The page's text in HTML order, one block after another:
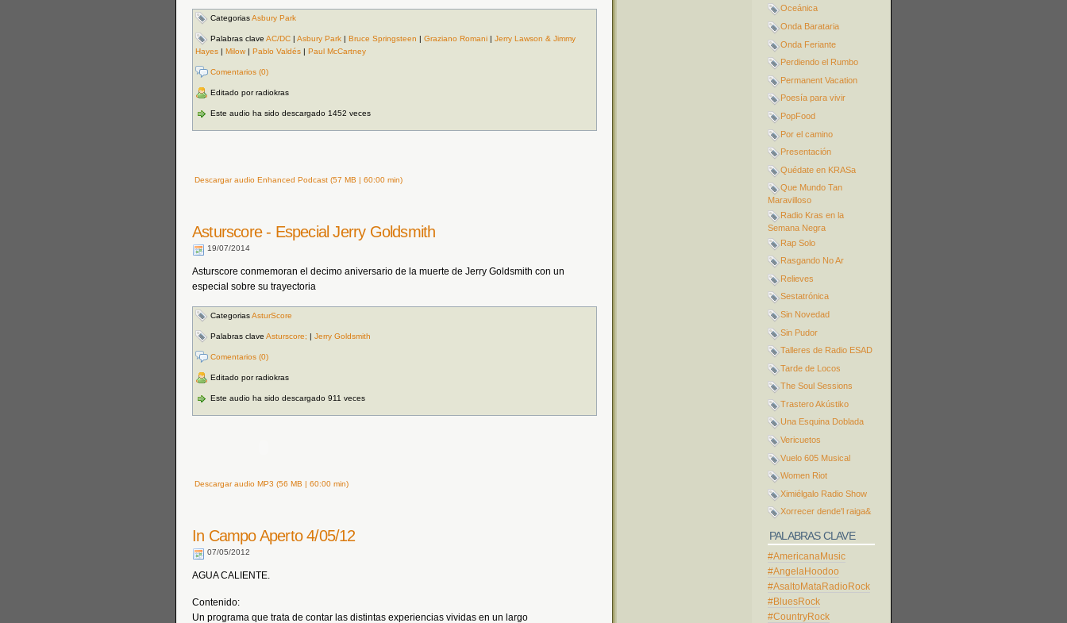
CategoriasAsbury Park
Palabras clave AC/DC | Asbury Park | Bruce Springsteen | Graziano Romani | Jerry Lawson & Jimmy
Hayes | Milow | Pablo Valdés | Paul McCartney
Comentarios (0)
Editado por radiokras
Este audio ha sido descargado 1452 veces
Descargar audio Enhanced Podcast (57 MB | 60:00 min)
Asturscore - Especial Jerry Goldsmith
19/07/2014
Asturscore conmemoran el decimo aniversario de la muerte de Jerry Goldsmith con un
especial sobre su trayectoria
CategoriasAsturScore
Palabras clave Asturscore; | Jerry Goldsmith
Comentarios (0)
Editado por radiokras
Este audio ha sido descargado 911 veces
Descargar audio MP3 (56 MB | 60:00 min)
In Campo Aperto 4/05/12
07/05/2012
AGUA CALIENTE.
Contenido:
Un programa que trata de contar las distintas experiencias vividas en un largo
Oceánica
Onda Barataria
Onda Feriante
Perdiendo el Rumbo
Permanent Vacation
Poesía para vivir
PopFood
Por el camino
Presentación
Quédate en KRASa
Que Mundo Tan
Maravilloso
Radio Kras en la
Semana Negra
Rap Solo
Rasgando No Ar
Relieves
Sestatrónica
Sin Novedad
Sin Pudor
Talleres de Radio ESAD
Tarde de Locos
The Soul Sessions
Trastero Akústiko
Una Esquina Doblada
Vericuetos
Vuelo 605 Musical
Women Riot
Ximiélgalo Radio Show
Xorrecer dende'l raiga&
PALABRAS CLAVE
#AmericanaMusic
#AngelaHoodoo
#AsaltoMataRadioRock
#BluesRock
#CountryRock